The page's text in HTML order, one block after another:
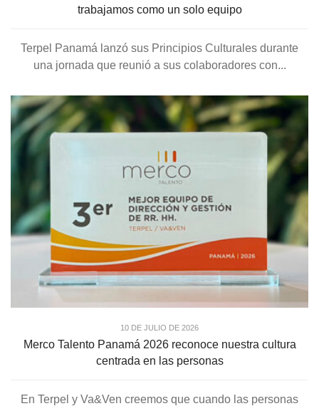
trabajamos como un solo equipo
Terpel Panamá lanzó sus Principios Culturales durante
una jornada que reunió a sus colaboradores con...
10 DE JULIO DE 2026
Merco Talento Panamá 2026 reconoce nuestra cultura
centrada en las personas
En Terpel y Va&Ven creemos que cuando las personas